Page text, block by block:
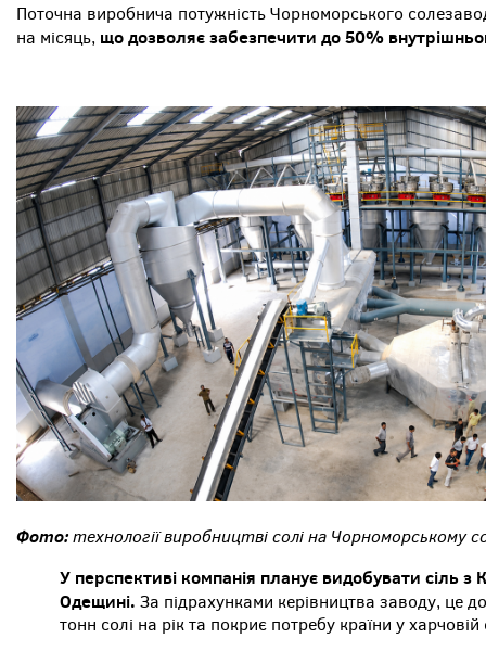
Поточна виробнича потужність Чорноморського
на місяць, що дозволяє забезпечити до 50%
Фото:технології виробництві солі на Чорноморському
У перспективі компанія планує видобувати сіль
Одещині. За підрахунками керівництва заводу, це
тонн солі на рік та покриє потребу країни у харчовій